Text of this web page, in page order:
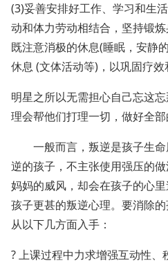
(3)妥善安排好工作、学习和生
动和体力劳动相结合，坚持锻
既注意消极的休息(睡眠，安静
休息 (文体活动等)，以巩固疗效
明星之所以无需担心自己忘这
理会帮他们打理一切，做好全部
一般而言，叛逆是孩子生命
逆的孩子，不主张使用强压的
妈妈的威风，却会在孩子的心
孩子更甚的叛逆心理。要消除
从以下几方面入手：
? 上课过程中力求增强互动性、